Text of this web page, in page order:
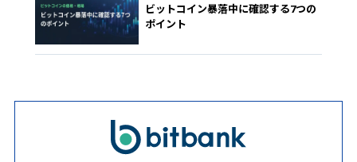
ビットコイン暴落中に確認する7つの
ポイント